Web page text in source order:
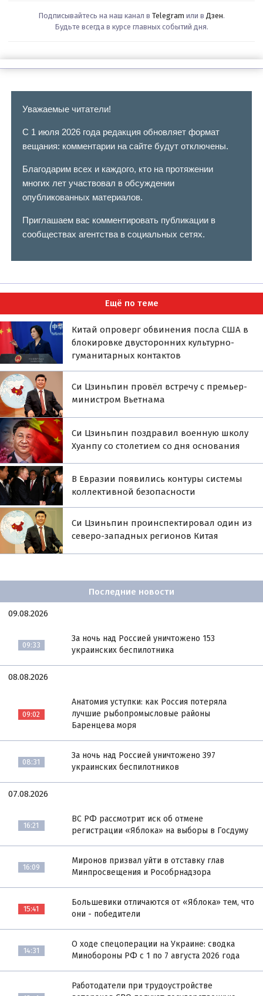
Подписывайтесь на наш канал в Telegram или в Дзен.
Будьте всегда в курсе главных событий дня.
Уважаемые читатели!
С 1 июля 2026 года редакция обновляет формат
вещания: комментарии на сайте будут отключены.
Благодарим всех и каждого, кто на протяжении
многих лет участвовал в обсуждении
опубликованных материалов.
Приглашаем вас комментировать публикации в
сообществах агентства в социальных сетях.
Ещё по теме
Китай опроверг обвинения посла США в
блокировке двусторонних культурно-
гуманитарных контактов
Си Цзиньпин провёл встречу с премьер-
министром Вьетнама
Си Цзиньпин поздравил военную школу
Хуанпу со столетием со дня основания
В Евразии появились контуры системы
коллективной безопасности
Си Цзиньпин проинспектировал один из
северо-западных регионов Китая
Последние новости
09.08.2026
09:33
За ночь над Россией уничтожено 153
украинских беспилотника
08.08.2026
09:02
Анатомия уступки: как Россия потеряла
лучшие рыбопромысловые районы
Баренцева моря
08:31
За ночь над Россией уничтожено 397
украинских беспилотников
07.08.2026
16:21
ВС РФ рассмотрит иск об отмене
регистрации «Яблока» на выборы в Госдуму
16:09
Миронов призвал уйти в отставку глав
Минпросвещения и Рособрнадзора
15:41
Большевики отличаются от «Яблока» тем, что
они - победители
14:31
О ходе спецоперации на Украине: сводка
Минобороны РФ с 1 по 7 августа 2026 года
Работодатели при трудоустройстве